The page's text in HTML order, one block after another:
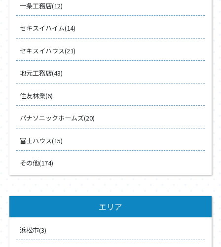
一条工務店(12)
セキスイハイム(14)
セキスイハウス(21)
地元工務店(43)
住友林業(6)
パナソニックホームズ(20)
冨士ハウス(15)
その他(174)
エリア
浜松市(3)